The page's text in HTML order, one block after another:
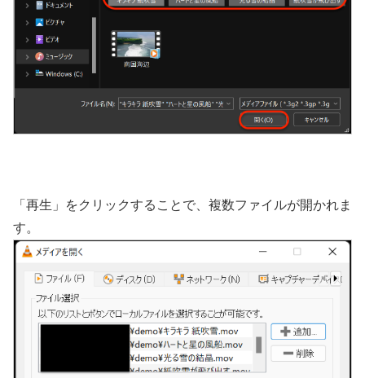
「再生」をクリックすることで、複数ファイルが開かれま
す。